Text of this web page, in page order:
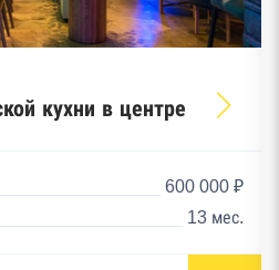
кухни в центре
600 000 ₽
13 мес.